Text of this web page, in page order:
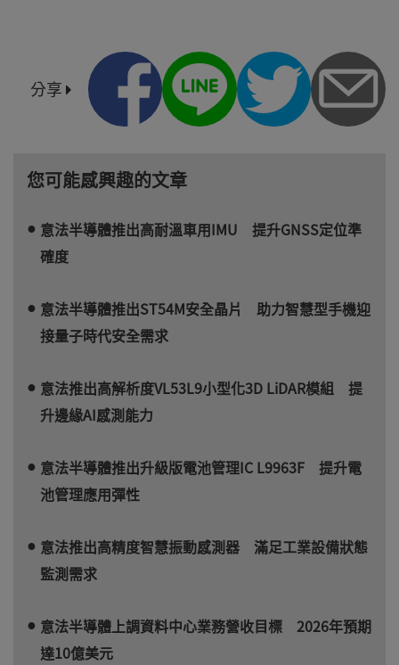
分享
您可能感興趣的文章
意法半導體推出高耐溫車用IMU 提升GNSS定位準
確度
意法半導體推出ST54M安全晶片 助力智慧型手機迎
接量子時代安全需求
意法推出高解析度VL53L9小型化3D LiDAR模組 提
升邊緣AI感測能力
意法半導體推出升級版電池管理IC L9963F 提升電
池管理應用彈性
意法推出高精度智慧振動感測器 滿足工業設備狀態
監測需求
意法半導體上調資料中心業務營收目標 2026年預期
達10億美元